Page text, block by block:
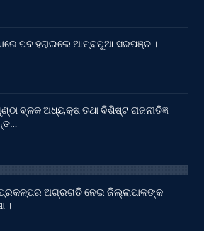
ପଦ ହରାଇଲେ ଆମ୍ବପୁଆ ସରପଞ୍ଚ ।
ବ୍ଳକ ଅଧ୍ୟକ୍ଷ ତଥା ବିଶିଷ୍ଟ ରାଜନୀତିଜ୍ଞ
ଅଗ୍ରଗତି ନେଇ ଜିଲ୍ଲାପାଳଙ୍କ
।